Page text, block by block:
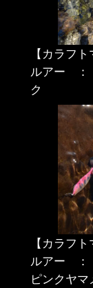
【カラフト
ルアー ：
ク
【カラフト
ルアー ：
ピンクヤマ